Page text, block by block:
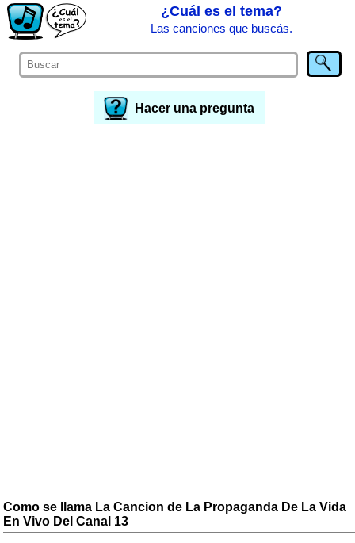
¿Cuál es el tema?
Las canciones que buscás.
Hacer una pregunta
Como se llama La Cancion de La Propaganda De La Vida
En Vivo Del Canal 13